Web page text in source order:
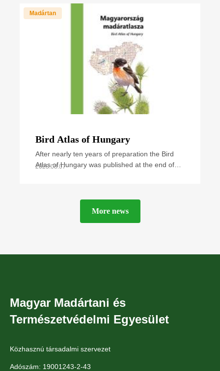
Madártan
Bird Atlas of Hungary
After nearly ten years of preparation the Bird
Atlas of Hungary was published at the end of
2023.08.07
More news
Magyar Madártani és
Természetvédelmi Egyesület
Közhasznú társadalmi szervezet
Adószám: 19001243-2-43